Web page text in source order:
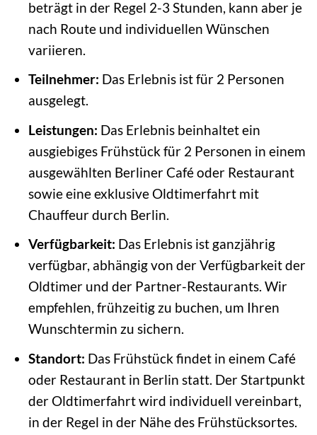
beträgt in der Regel 2-3 Stunden, kann aber je
nach Route und individuellen Wünschen
variieren.
Teilnehmer: Das Erlebnis ist für 2 Personen
ausgelegt.
Leistungen: Das Erlebnis beinhaltet ein
ausgiebiges Frühstück für 2 Personen in einem
ausgewählten Berliner Café oder Restaurant
sowie eine exklusive Oldtimerfahrt mit
Chauffeur durch Berlin.
Verfügbarkeit: Das Erlebnis ist ganzjährig
verfügbar, abhängig von der Verfügbarkeit der
Oldtimer und der Partner-Restaurants. Wir
empfehlen, frühzeitig zu buchen, um Ihren
Wunschtermin zu sichern.
Standort: Das Frühstück findet in einem Café
oder Restaurant in Berlin statt. Der Startpunkt
der Oldtimerfahrt wird individuell vereinbart,
in der Regel in der Nähe des Frühstücksortes.